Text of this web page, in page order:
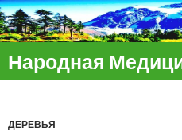
Народная
ПЕРЕЙТИ
ДЕРЕВЬЯ